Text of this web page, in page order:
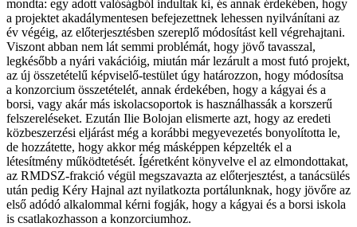
mondta: egy adott valóságból indultak ki, és annak érdekében, hogy
a projektet akadálymentesen befejezettnek lehessen nyilvánítani az
év végéig, az előterjesztésben szereplő módosítást kell végrehajtani.
Viszont abban nem lát semmi problémát, hogy jövő tavasszal,
legkésőbb a nyári vakációig, miután már lezárult a most futó projekt,
az új összetételű képviselő-testület úgy határozzon, hogy módosítsa
a konzorcium összetételét, annak érdekében, hogy a kágyai és a
borsi, vagy akár más iskolacsoportok is használhassák a korszerű
felszereléseket. Ezután Ilie Bolojan elismerte azt, hogy az eredeti
közbeszerzési eljárást még a korábbi megyevezetés bonyolította le,
de hozzátette, hogy akkor még másképpen képzelték el a
létesítmény működtetését. Ígéretként könyvelve el az elmondottakat,
az RMDSZ-frakció végül megszavazta az előterjesztést, a tanácsülés
után pedig Kéry Hajnal azt nyilatkozta portálunknak, hogy jövőre az
első adódó alkalommal kérni fogják, hogy a kágyai és a borsi iskola
is csatlakozhasson a konzorciumhoz.